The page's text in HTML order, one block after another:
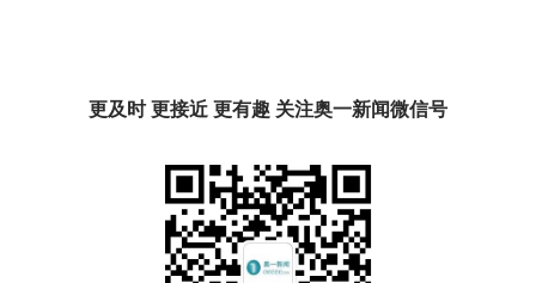
更及时 更接近 更有趣 关注奥一新闻微信号